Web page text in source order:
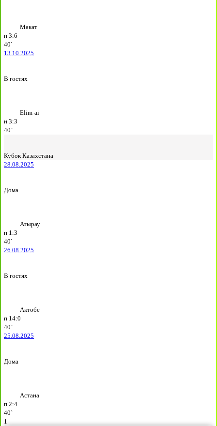
Макат
п 3:6
40`
13.10.2025
В гостях
Elim-ai
н 3:3
40`
Кубок Казахстана
28.08.2025
Дома
Атырау
п 1:3
40`
26.08.2025
В гостях
Актобе
п 14:0
40`
25.08.2025
Дома
Астана
п 2:4
40`
1